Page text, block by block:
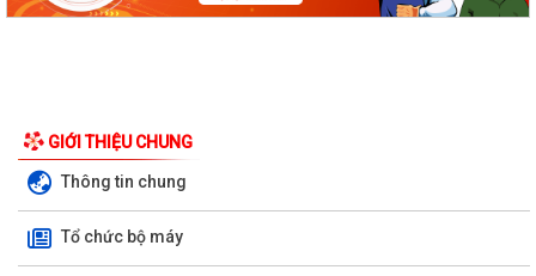
GIỚI THIỆU CHUNG
Thông tin chung
Tổ chức bộ máy